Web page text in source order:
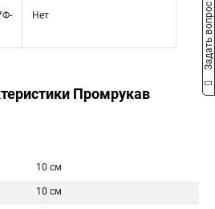
Нет
Промрукав
10 см
10 см
Задать вопрос